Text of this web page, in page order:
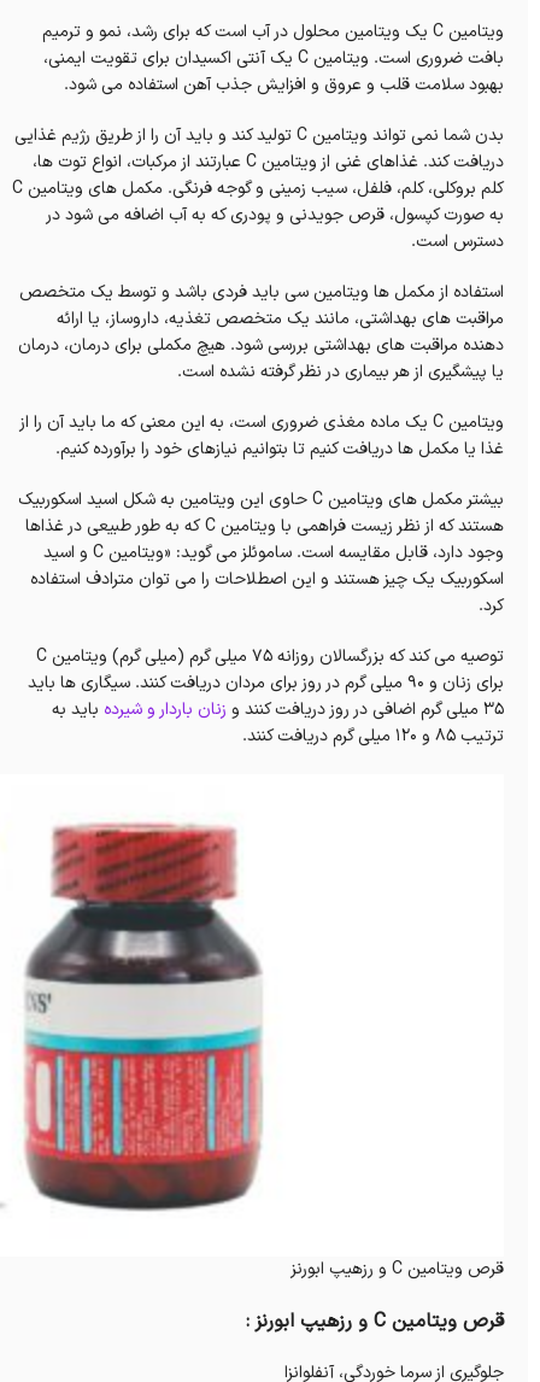
ویتامین C یک ویتامین محلول در آب است که برای رشد، نمو و ترمیم
بافت ضروری است. ویتامین C یک آنتی اکسیدان برای تقویت ایمنی،
بهبود سلامت قلب و عروق و افزایش جذب آهن استفاده می شود.
بدن شما نمی تواند ویتامین C تولید کند و باید آن را از طریق رژیم غذایی
دریافت کند. غذاهای غنی از ویتامین C عبارتند از مرکبات، انواع توت ها،
کلم بروکلی، کلم، فلفل، سیب زمینی و گوجه فرنگی. مکمل های ویتامین C
به صورت کپسول، قرص جویدنی و پودری که به آب اضافه می شود در
دسترس است.
استفاده از مکمل ها ویتامین سی باید فردی باشد و توسط یک متخصص
مراقبت های بهداشتی، مانند یک متخصص تغذیه، داروساز، یا ارائه
دهنده مراقبت های بهداشتی بررسی شود. هیچ مکملی برای درمان، درمان
یا پیشگیری از هر بیماری در نظر گرفته نشده است.
ویتامین C یک ماده مغذی ضروری است، به این معنی که ما باید آن را از
غذا یا مکمل ها دریافت کنیم تا بتوانیم نیازهای خود را برآورده کنیم.
بیشتر مکمل های ویتامین C حاوی این ویتامین به شکل اسید اسکوربیک
هستند که از نظر زیست فراهمی با ویتامین C که به طور طبیعی در غذاها
وجود دارد، قابل مقایسه است. ساموئلز می گوید: «ویتامین C و اسید
اسکوربیک یک چیز هستند و این اصطلاحات را می توان مترادف استفاده
کرد.
توصیه می کند که بزرگسالان روزانه 75 میلی گرم (میلی گرم) ویتامین C
برای زنان و 90 میلی گرم در روز برای مردان دریافت کنند. سیگاری ها باید
35 میلی گرم اضافی در روز دریافت کنند و
زنان باردار و شیرده باید به
ترتیب 85 و 120 میلی گرم دریافت کنند.
قرص ویتامین C و رزهیپ ابورنز
قرص ویتامین C و رزهیپ ابورنز :
جلوگیری از سرما خوردگی، آنفلوانزا